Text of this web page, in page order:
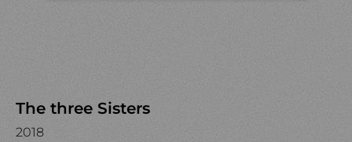
The three Sisters
2018